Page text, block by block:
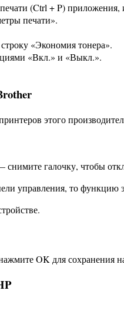
(Ctrl + P) приложения,
печати».
«Экономия тонера».
«Вкл.» и «Выкл.».
этого
галочку, чтобы
управления, то
OK для сохранения